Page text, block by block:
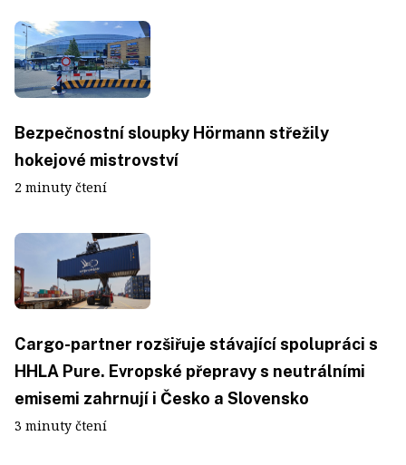
Bezpečnostní sloupky Hörmann střežily
hokejové mistrovství
2 minuty čtení
Cargo-partner rozšiřuje stávající spolupráci s
HHLA Pure. Evropské přepravy s neutrálními
emisemi zahrnují i Česko a Slovensko
3 minuty čtení